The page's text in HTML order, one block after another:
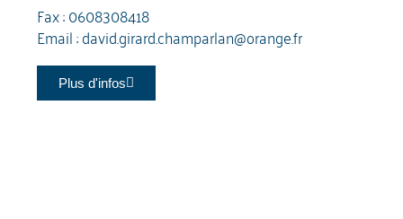
Fax : 0608308418
Email :david.girard.champarlan@orange.fr
Plus d'infos